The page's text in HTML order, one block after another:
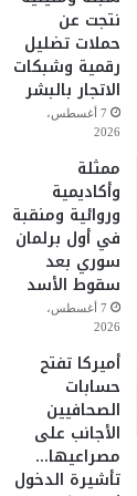
نتجت عن
حملات تضليل
رقمية وشبكات
الاتجار بالبشر
7 أغسطس،
2026
ممثلة
وأكاديمية
وروائية ومنقبة
في أول برلمان
سوري بعد
سقوط الأسد
7 أغسطس،
2026
أميركا تفتح
حسابات
الصحافيين
الأجانب على
مصراعيها…
تأشيرة الدخول